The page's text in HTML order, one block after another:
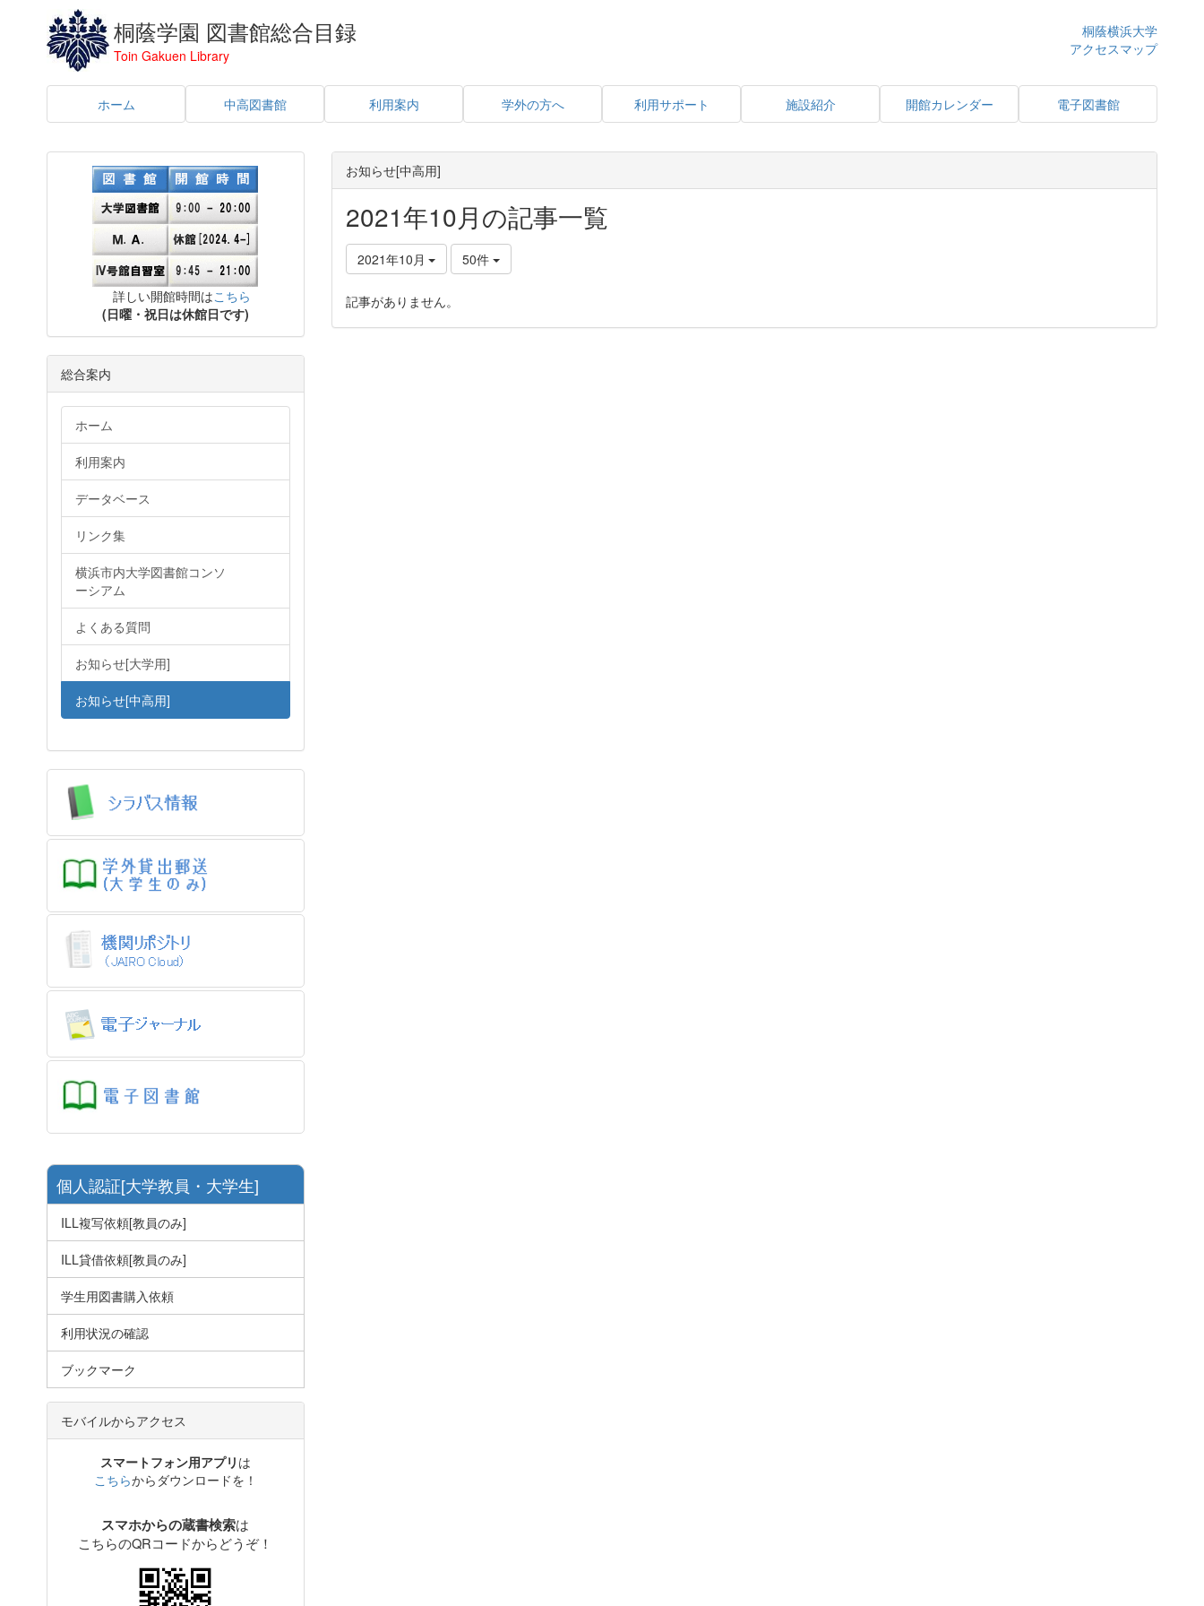
桐蔭学園 図書館総合目録
Toin Gakuen Library
桐蔭横浜大学
アクセスマップ
ホーム 中高図書館 利用案内 学外の方へ 利用サポート 施設紹介 開館カレンダー 電子図書館
お知らせ[中高用]
2021年10月の記事一覧
2021年10月 50件
記事がありません。
詳しい開館時間はこちら
(日曜・祝日は休館日です)
総合案内
ホーム
利用案内
データベース
リンク集
横浜市内大学図書館コンソ
ーシアム
よくある質問
お知らせ[大学用]
お知らせ[中高用]
個人認証[大学教員・大学生]
ILL複写依頼[教員のみ]
ILL貸借依頼[教員のみ]
学生用図書購入依頼
利用状況の確認
ブックマーク
モバイルからアクセス
スマートフォン用アプリ は
こちらからダウンロードを！
スマホからの蔵書検索は
こちらのQRコードからどうぞ！